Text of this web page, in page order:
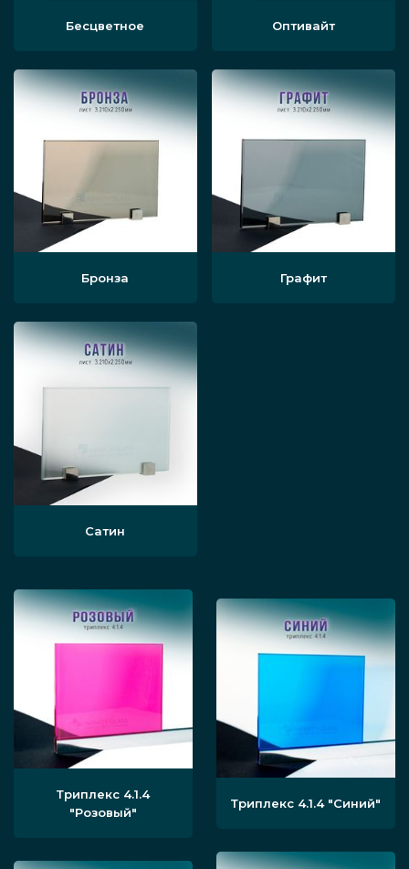
Бесцветное Оптивайт
Бронза Графит
Сатин
Триплекс 4.1.4
"Розовый"
Триплекс 4.1.4"Синий"